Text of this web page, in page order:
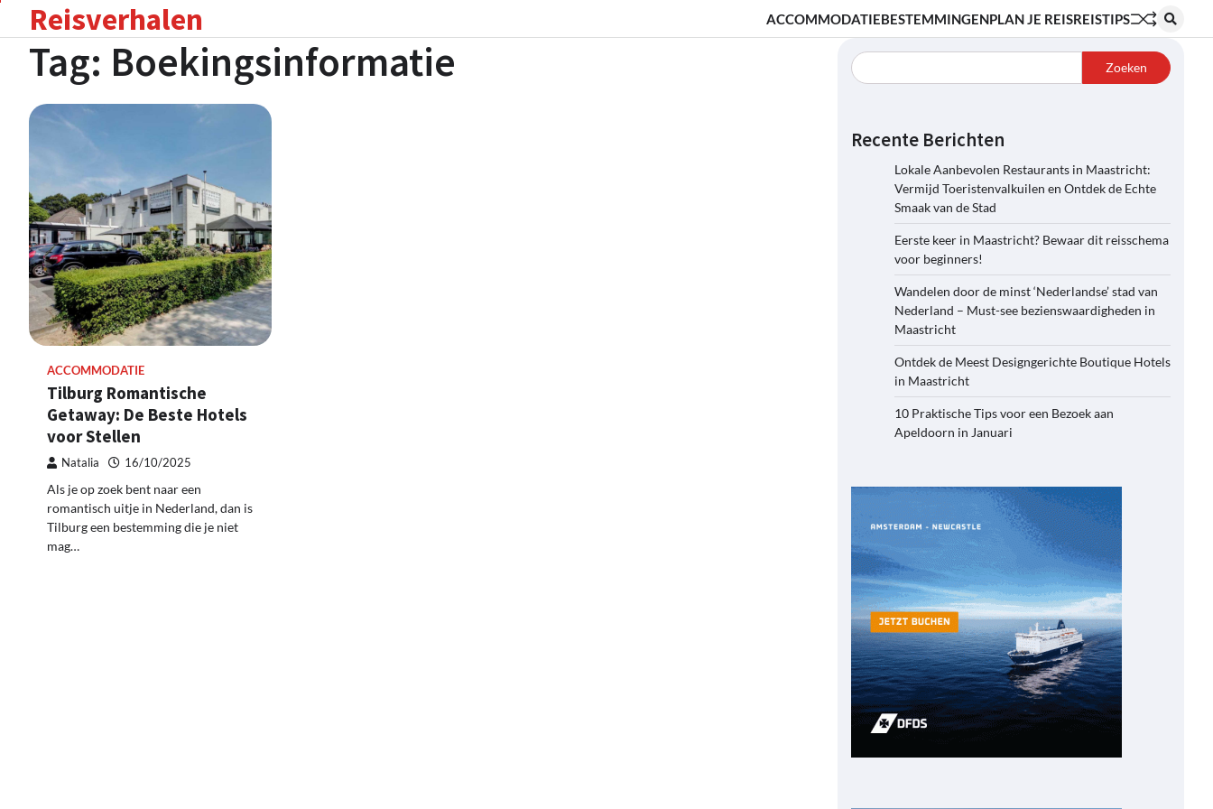
content
Reisverhalen ACCOMMODATIEBESTEMMINGENPLAN JE REISREISTIPS
Tag: Boekingsinformatie
ACCOMMODATIE
Tilburg Romantische
Getaway: De Beste Hotels
voor Stellen
Natalia 16/10/2025
Als je op zoek bent naar een
romantisch uitje in Nederland, dan is
Tilburg een bestemming die je niet
mag…
Zoeken
Recente Berichten
Lokale Aanbevolen Restaurants in Maastricht:
Vermijd Toeristenvalkuilen en Ontdek de Echte
Smaak van de Stad
Eerste keer in Maastricht? Bewaar dit reisschema
voor beginners!
Wandelen door de minst ‘Nederlandse’ stad van
Nederland – Must-see bezienswaardigheden in
Maastricht
Ontdek de Meest Designgerichte Boutique Hotels
in Maastricht
10 Praktische Tips voor een Bezoek aan
Apeldoorn in Januari